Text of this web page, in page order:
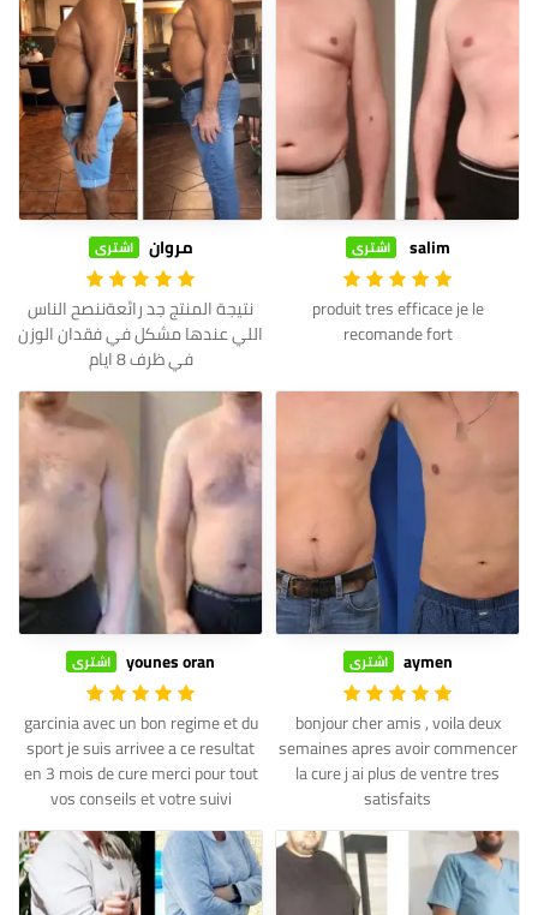
salim اشترى
produit tres efficace je le
recomande fort
مروان اشترى
نتيجة المنتج جد رائعةننصح الناس
اللي عندها مشكل في فقدان الوزن
في ظرف 8 ايام
aymen اشترى
bonjour cher amis , voila deux
semaines apres avoir commencer
la cure j ai plus de ventre tres
satisfaits
younes oran اشترى
garcinia avec un bon regime et du
sport je suis arrivee a ce resultat
en 3 mois de cure merci pour tout
vos conseils et votre suivi